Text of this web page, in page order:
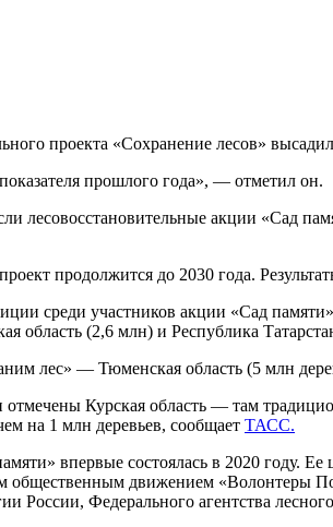
проекта «Сохранение лесов»
прошлого года», — отметил он.
лесовосстановительные акции «Сад
продолжится до 2030 года.
среди участников акции «Сад
область (2,6 млн) и Республика
лес» — Тюменская область (5 млн
Курская область — там
на 1 млн деревьев, сообщает ТАСС.
впервые состоялась в 2020 году.
общественным движением «Волонтеры
России, Федерального агентства